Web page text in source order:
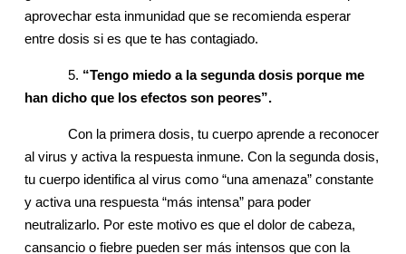
aprovechar esta inmunidad que se recomienda esperar
entre dosis si es que te has contagiado.
5. “Tengo miedo a la segunda dosis porque me
han dicho que los efectos son peores”.
Con la primera dosis, tu cuerpo aprende a reconocer
al virus y activa la respuesta inmune. Con la segunda dosis,
tu cuerpo identifica al virus como “una amenaza” constante
y activa una respuesta “más intensa” para poder
neutralizarlo. Por este motivo es que el dolor de cabeza,
cansancio o fiebre pueden ser más intensos que con la